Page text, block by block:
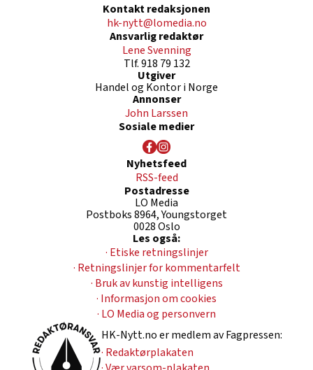
Kontakt redaksjonen
hk-nytt@lomedia.no
Ansvarlig redaktør
Lene Svenning
Tlf. 918 79 132
Utgiver
Handel og Kontor i Norge
Annonser
John Larssen
Sosiale medier
Nyhetsfeed
RSS-feed
Postadresse
LO Media
Postboks 8964, Youngstorget
0028 Oslo
Les også:
· Etiske retningslinjer
· Retningslinjer for kommentarfelt
· Bruk av kunstig intelligens
· Informasjon om cookies
· LO Media og personvern
HK-Nytt.no er medlem av Fagpressen:
· Redaktørplakaten